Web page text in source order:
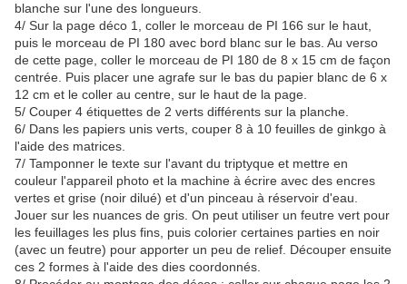
blanche sur l'une des longueurs.
4/ Sur la page déco 1, coller le morceau de PI 166 sur le haut,
puis le morceau de PI 180 avec bord blanc sur le bas. Au verso
de cette page, coller le morceau de PI 180 de 8 x 15 cm de façon
centrée. Puis placer une agrafe sur le bas du papier blanc de 6 x
12 cm et le coller au centre, sur le haut de la page.
5/ Couper 4 étiquettes de 2 verts différents sur la planche.
6/ Dans les papiers unis verts, couper 8 à 10 feuilles de ginkgo à
l'aide des matrices.
7/ Tamponner le texte sur l'avant du triptyque et mettre en
couleur l'appareil photo et la machine à écrire avec des encres
vertes et grise (noir dilué) et d'un pinceau à réservoir d'eau.
Jouer sur les nuances de gris. On peut utiliser un feutre vert pour
les feuillages les plus fins, puis colorier certaines parties en noir
(avec un feutre) pour apporter un peu de relief. Découper ensuite
ces 2 formes à l'aide des dies coordonnés.